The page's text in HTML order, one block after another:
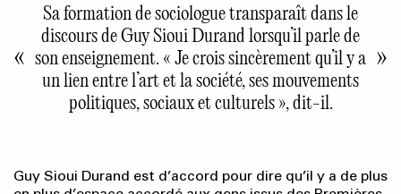
Sa formation de sociologue transparaît dans le
discours de Guy Sioui Durand lorsqu’il parle de
son enseignement. « Je crois sincèrement qu’il y a
un lien entre l’art et la société, ses mouvements
politiques, sociaux et culturels », dit-il.
Guy Sioui Durand est d’accord pour dire qu’il y a de plus